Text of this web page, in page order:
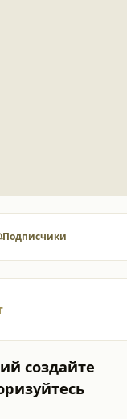
Подписчики
создайте